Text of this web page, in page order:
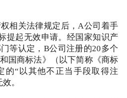
关法律规定后，A公司着手
提起无效申请。经国家知识产
等认定，B公司注册的20多个
国商标法》（以下简称《商标
的“以其他不正当手段取得注
。